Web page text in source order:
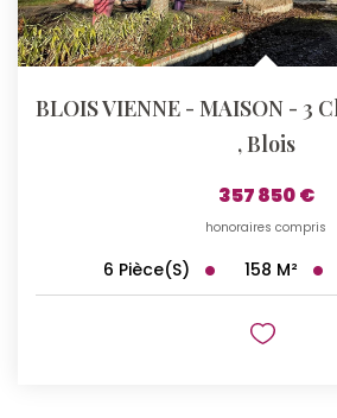
,Blois
357 850 €
honoraires compris
6 Pièce(s) 158 M²